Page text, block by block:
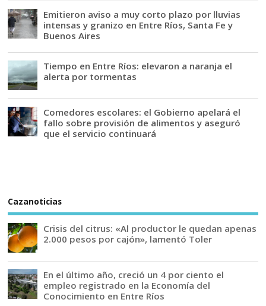
Emitieron aviso a muy corto plazo por lluvias
intensas y granizo en Entre Ríos, Santa Fe y
Buenos Aires
Tiempo en Entre Ríos: elevaron a naranja el
alerta por tormentas
Comedores escolares: el Gobierno apelará el
fallo sobre provisión de alimentos y aseguró
que el servicio continuará
Cazanoticias
Crisis del citrus: «Al productor le quedan apenas
2.000 pesos por cajón», lamentó Toler
En el último año, creció un 4 por ciento el
empleo registrado en la Economía del
Conocimiento en Entre Ríos